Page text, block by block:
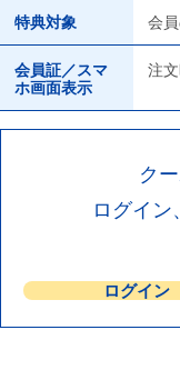
特典対象 会
会員証／スマ
ホ画面表示
注
ク
ログイ
ログイン